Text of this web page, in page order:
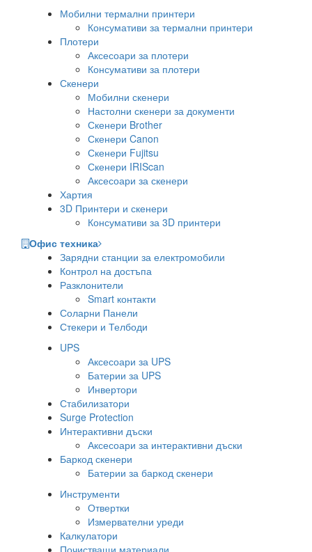
Мобилни термални принтери
Консумативи за термални принтери
Плотери
Аксесоари за плотери
Консумативи за плотери
Скенери
Мобилни скенери
Настолни скенери за документи
Скенери Brother
Скенери Canon
Скенери Fujitsu
Скенери IRIScan
Аксесоари за скенери
Хартия
3D Принтери и скенери
Консумативи за 3D принтери
Офис техника
Зарядни станции за електромобили
Контрол на достъпа
Разклонители
Smart контакти
Соларни Панели
Стекери и Телбоди
UPS
Аксесоари за UPS
Батерии за UPS
Инвертори
Стабилизатори
Surge Protection
Интерактивни дъски
Аксесоари за интерактивни дъски
Баркод скенери
Батерии за баркод скенери
Инструменти
Отвертки
Измервателни уреди
Калкулатори
Почистващи материали